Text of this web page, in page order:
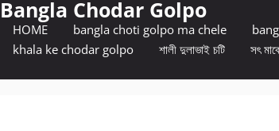
Bangla Chodar Golpo
HOME bangla choti golpo ma chele
khala ke chodar golpo
শালী দুলাভাই চটি সৎ